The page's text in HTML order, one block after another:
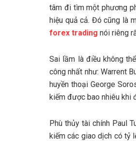
tâm đi tìm một phương
hiệu quả cả. Đó cũng là
forex trading nói riêng
Sai lầm là điều không
công nhất như: Warrent
huyền thoại George
kiếm được bao nhiêu khi
Phù thủy tài chính Paul
kiếm các giao dịch có tỷ